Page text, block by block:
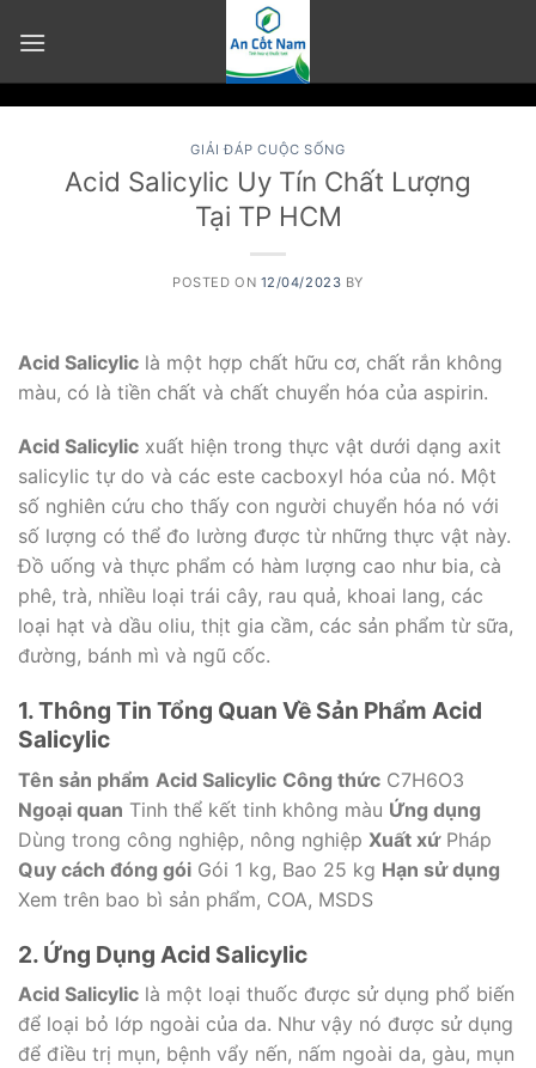
GIẢI ĐÁP CUỘC SỐNG
Acid Salicylic Uy Tín Chất Lượng
Tại TP HCM
POSTED ON 12/04/2023 BY
Acid Salicylic là một hợp chất hữu cơ, chất rắn không
màu, có là tiền chất và chất chuyển hóa của aspirin.
Acid Salicylic xuất hiện trong thực vật dưới dạng axit
salicylic tự do và các este cacboxyl hóa của nó. Một
số nghiên cứu cho thấy con người chuyển hóa nó với
số lượng có thể đo lường được từ những thực vật này.
Đồ uống và thực phẩm có hàm lượng cao như bia, cà
phê, trà, nhiều loại trái cây, rau quả, khoai lang, các
loại hạt và dầu oliu, thịt gia cầm, các sản phẩm từ sữa,
đường, bánh mì và ngũ cốc.
1. Thông Tin Tổng Quan Về Sản Phẩm Acid
Salicylic
Tên sản phẩm Acid Salicylic Công thức C7H6O3
Ngoại quan Tinh thể kết tinh không màu Ứng dụng
Dùng trong công nghiệp, nông nghiệp Xuất xứPháp
Quy cách đóng gói Gói 1 kg, Bao 25 kg Hạn sử dụng
Xem trên bao bì sản phẩm, COA, MSDS
2. Ứng Dụng Acid Salicylic
Acid Salicylic là một loại thuốc được sử dụng phổ biến
để loại bỏ lớp ngoài của da. Như vậy nó được sử dụng
để điều trị mụn, bệnh vẩy nến, nấm ngoài da, gàu, mụn